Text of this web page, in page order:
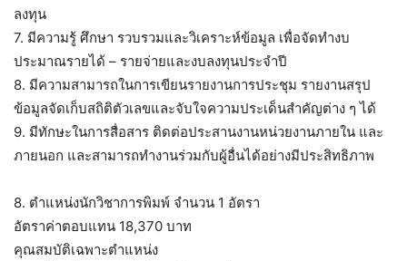
ลงทุน
7. มีความรู้ ศึกษา รวบรวมและวิเคราะห์ข้อมูล เพื่อจัดทำงบ
ประมาณรายได้ – รายจ่ายและงบลงทุนประจำปี
8. มีความสามารถในการเขียนรายงานการประชุม รายงานสรุป
ข้อมูลจัดเก็บสถิติตัวเลขและจับใจความประเด็นสำคัญต่าง ๆ ได้
9. มีทักษะในการสื่อสาร ติดต่อประสานงานหน่วยงานภายใน และ
ภายนอก และสามารถทำงานร่วมกับผู้อื่นได้อย่างมีประสิทธิภาพ
8. ตำแหน่งนักวิชาการพิมพ์ จำนวน 1 อัตรา
อัตราค่าตอบแทน 18,370 บาท
คุณสมบัติเฉพาะตำแหน่ง